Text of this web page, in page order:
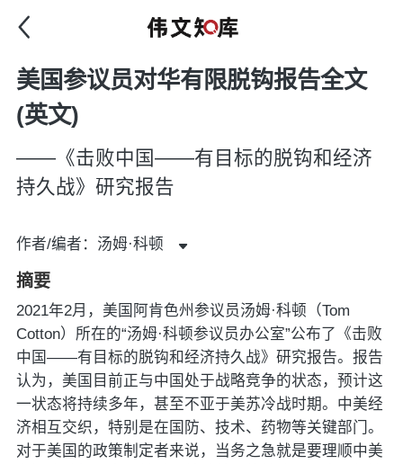
美国参议员对华有限脱钩报告全文
(英文)
——《击败中国——有目标的脱钩和经济
持久战》研究报告
作者/编者：汤姆·科顿
摘要
2021年2月，美国阿肯色州参议员汤姆·科顿（Tom
Cotton）所在的“汤姆·科顿参议员办公室”公布了《击败
中国——有目标的脱钩和经济持久战》研究报告。报告
认为，美国目前正与中国处于战略竞争的状态，预计这
一状态将持续多年，甚至不亚于美苏冷战时期。中美经
济相互交织，特别是在国防、技术、药物等关键部门。
对于美国的政策制定者来说，当务之急就是要理顺中美